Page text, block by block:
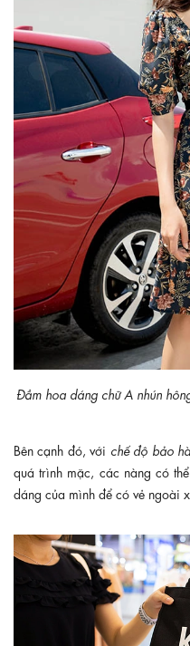
Đầm hoa dáng chữ A nhún
Bên cạnh đó, với chế độ bảo
quá trình mặc, các nàng có
dáng của mình để có vẻ ngoài